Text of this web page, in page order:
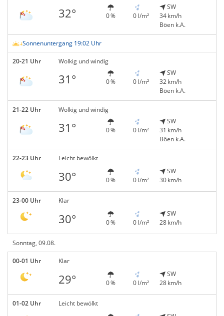
32° 0 % 0 l/m²
SW
34 km/h
Böen k.A.
Sonnenuntergang 19:02 Uhr
20-21 Uhr Wolkig und windig
31° 0 % 0 l/m²
SW
32 km/h
Böen k.A.
21-22 Uhr Wolkig und windig
31° 0 % 0 l/m²
SW
31 km/h
Böen k.A.
22-23 Uhr Leicht bewölkt
30° 0 % 0 l/m²
SW
30 km/h
23-00 Uhr Klar
30° 0 % 0 l/m²
SW
28 km/h
Sonntag, 09.08.
00-01 Uhr Klar
29° 0 % 0 l/m²
SW
28 km/h
01-02 Uhr Leicht bewölkt